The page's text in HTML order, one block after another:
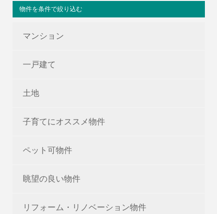
物件を条件で絞り込む
マンション
一戸建て
土地
子育てにオススメ物件
ペット可物件
眺望の良い物件
リフォーム・リノベーション物件